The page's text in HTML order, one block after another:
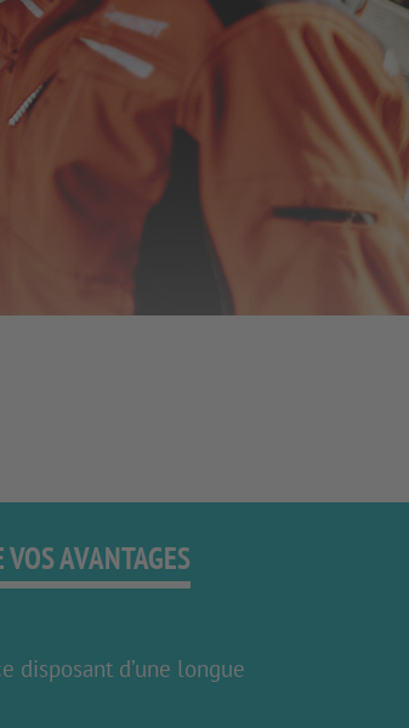
AVANTAGES
disposant d’une longue